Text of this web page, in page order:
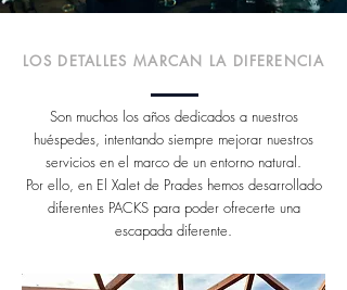
LOS DETALLES MARCAN LA DIFERENCIA
Son muchos los años dedicados a nuestros
huéspedes, intentando siempre mejorar nuestros
servicios en el marco de un entorno natural.
Por ello, en El Xalet de Prades hemos desarrollado
diferentes PACKS para poder ofrecerte una
escapada diferente.